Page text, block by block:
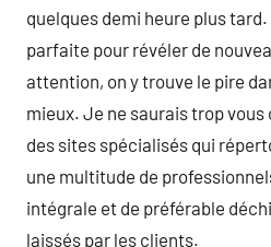
quelques demi heure plus
parfaite pour révéler de
attention, on y trouve le pire
mieux. Je ne saurais trop
des sites spécialisés qui
une multitude de
intégrale et de préférable
laissés par les clients.